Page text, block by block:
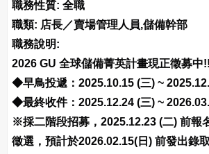
職務性質: 全職
職類: 店長／賣場管理人員,儲備幹部
職務說明:
2026 GU 全球儲備菁英計畫現正徵募中
◆早鳥投遞：2025.10.15 (三) ~
◆最終收件：2025.12.24 (三) ~
※採二階段招募，2025.12.23 (二) 前報
徵選，預計於2026.02.15(日) 前發出錄